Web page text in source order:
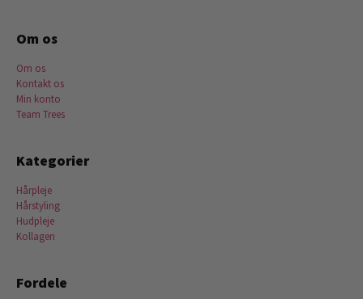
Om os
Om os
Kontakt os
Min konto
Team Trees
Kategorier
Hårpleje
Hårstyling
Hudpleje
Kollagen
Fordele